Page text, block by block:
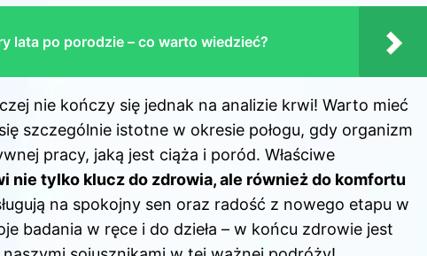
lata po porodzie – co warto wiedzieć?
nie kończy się jednak na analizie krwi! Warto mieć
szczególnie istotne w okresie połogu, gdy organizm
pracy, jaką jest ciąża i poród. Właściwe
nie tylko klucz do zdrowia, ale również do komfortu
na spokojny sen oraz radość z nowego etapu w
badania w ręce i do dzieła – w końcu zdrowie jest